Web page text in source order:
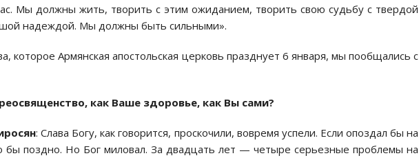
Мы должны жить, творить с этим ожиданием, творить свою судьбу с твердой
надеждой. Мы должны быть сильными».
которое Армянская апостольская церковь празднует 6 января, мы пообщались с
как Ваше здоровье, как Вы сами?
: Слава Богу, как говорится, проскочили, вовремя успели. Если опоздал бы на
бы поздно. Но Бог миловал. За двадцать лет — четыре серьезные проблемы на